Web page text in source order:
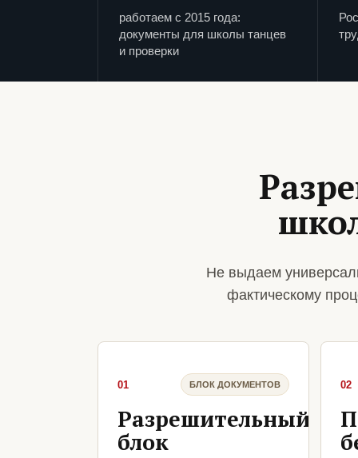
работаем с 2015 года:
документы для школы танцев
и проверки
Не выдаем
фактическому
01 БЛОК ДОКУМЕНТОВ
Разрешительный
блок
02